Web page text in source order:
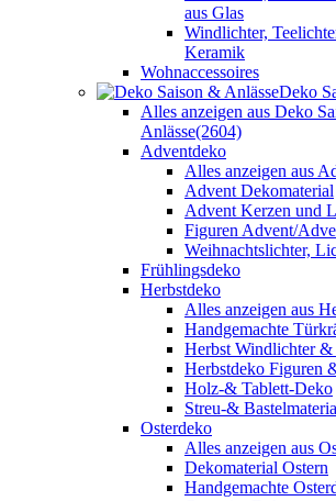
aus Glas
Windlichter,
Keramik
Wohnaccessoires
Deko
Alles anzeigen aus Deko
Anlässe(2604)
Adventdeko
Alles anzeigen aus
Advent Dekomaterial
Advent Kerzen und
Figuren Advent/
Weihnachtslichter,
Frühlingsdeko
Herbstdeko
Alles anzeigen aus
Handgemachte
Herbst Windlichter
Herbstdeko Figuren
Holz-& Tablett-Deko
Streu-&
Osterdeko
Alles anzeigen aus
Dekomaterial Ostern
Handgemachte